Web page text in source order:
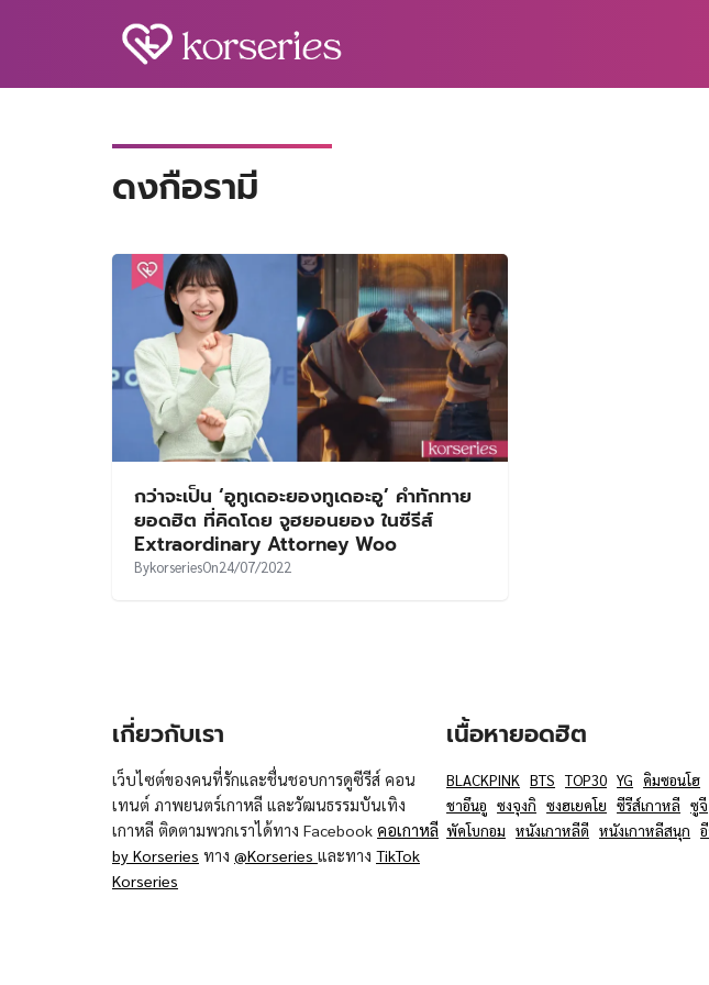
ดงกือรามี
กว่าจะเป็น ‘อูทูเดอะยองทูเดอะอู’ คำทักทาย
ยอดฮิต ที่คิดโดย จูฮยอนยอง ในซีรีส์
Extraordinary Attorney Woo
BykorseriesOn24/07/2022
เกี่ยวกับเรา
เว็บไซต์ของคนที่รักและชื่นชอบการดูซีรีส์ คอน
เทนต์ ภาพยนตร์เกาหลี และวัฒนธรรมบันเทิง
เกาหลี ติดตามพวกเราได้ทาง Facebook คอเกาหลี
by Korseries ทาง @Korseries และทาง TikTok
Korseries
เนื้อหายอดฮิต
BLACKPINK BTS TOP30 YG คิมซอนโฮ
ชาอึนอู ซงจุงกิ ซงฮเยคโย ซีรีส์เกาหลี ซูจี
พัคโบกอม หนังเกาหลีดี หนังเกาหลีสนุก